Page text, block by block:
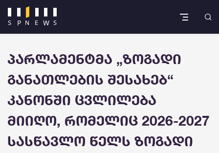
პარლამენტმა „ზოგადი
განათლების შესახებ“
კანონში ცვლილება
მიიღო, რომელიც 2026-2027
სასწავლო წელს ზოგადი